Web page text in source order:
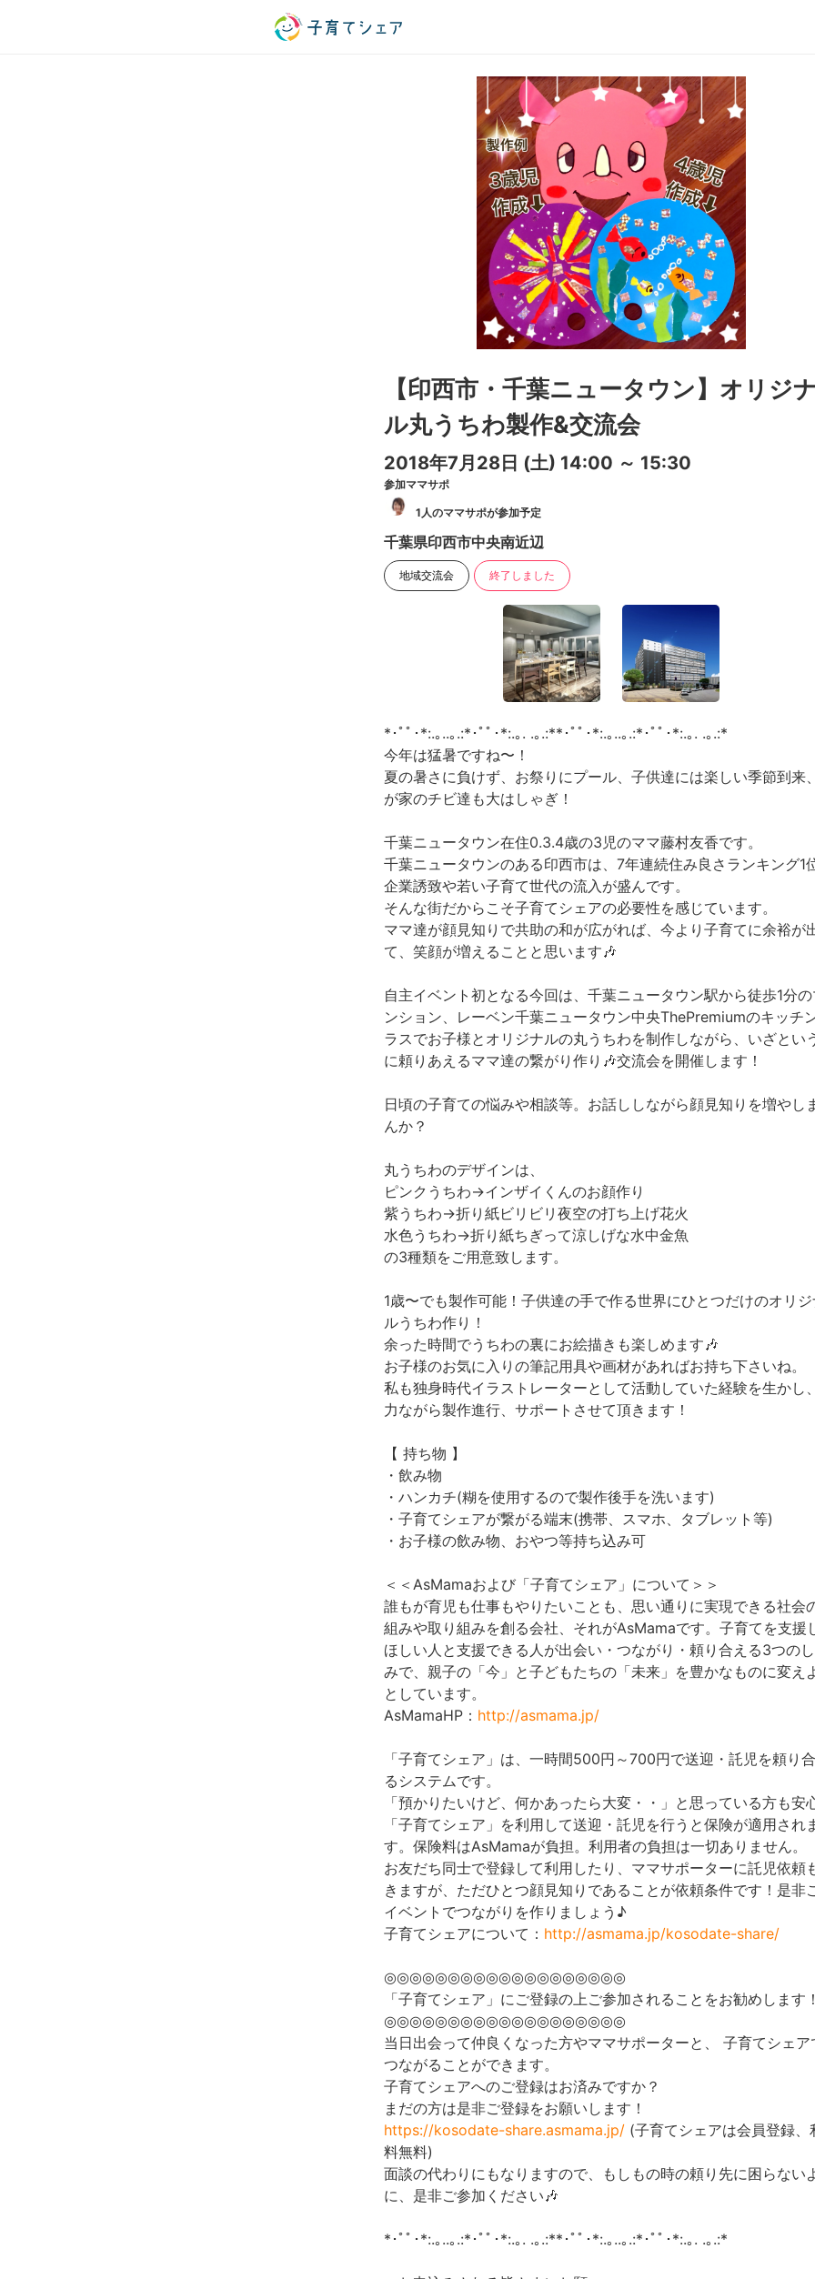
【印西市・千葉ニュータウン】オリジ
ル丸うちわ製作&交流会
2018年7月28日 (土) 14:00 ～ 15:30
参加ママサポ
1人のママサポが参加予定
千葉県印西市中央南近辺
地域交流会 終了しました
*･ﾟﾟ･*:.｡..｡.:*･ﾟﾟ･*:.｡. .｡.:**･ﾟﾟ･*:.｡..｡.:*･ﾟﾟ･*:.｡. .｡.:*
今年は猛暑ですね〜！
夏の暑さに負けず、お祭りにプール、子供達には楽しい季節到来
が家のチビ達も大はしゃぎ！
千葉ニュータウン在住0.3.4歳の3児のママ藤村友香です。
千葉ニュータウンのある印西市は、7年連続住み良さランキング1
企業誘致や若い子育て世代の流入が盛んです。
そんな街だからこそ子育てシェアの必要性を感じています。
ママ達が顔見知りで共助の和が広がれば、今より子育てに余裕が
て、笑顔が増えることと思います🎶
自主イベント初となる今回は、千葉ニュータウン駅から徒歩1分
ンション、レーベン千葉ニュータウン中央ThePremiumのキッチ
ラスでお子様とオリジナルの丸うちわを制作しながら、いざとい
に頼りあえるママ達の繋がり作り🎶交流会を開催します！
日頃の子育ての悩みや相談等。お話ししながら顔見知りを増やし
んか？
丸うちわのデザインは、
ピンクうちわ→インザイくんのお顔作り
紫うちわ→折り紙ビリビリ夜空の打ち上げ花火
水色うちわ→折り紙ちぎって涼しげな水中金魚
の3種類をご用意致します。
1歳〜でも製作可能！子供達の手で作る世界にひとつだけのオリ
ルうちわ作り！
余った時間でうちわの裏にお絵描きも楽しめます🎶
お子様のお気に入りの筆記用具や画材があればお持ち下さいね。
私も独身時代イラストレーターとして活動していた経験を生かし
力ながら製作進行、サポートさせて頂きます！
【 持ち物 】
・飲み物
・ハンカチ(糊を使用するので製作後手を洗います)
・子育てシェアが繋がる端末(携帯、スマホ、タブレット等)
・お子様の飲み物、おやつ等持ち込み可
＜＜AsMamaおよび「子育てシェア」について＞＞
誰もが育児も仕事もやりたいことも、思い通りに実現できる社会
組みや取り組みを創る会社、それがAsMamaです。子育てを支援
ほしい人と支援できる人が出会い・つながり・頼り合える3つの
みで、親子の「今」と子どもたちの「未来」を豊かなものに変え
としています。
AsMamaHP： http://asmama.jp/
「子育てシェア」は、一時間500円～700円で送迎・託児を頼り
るシステムです。
「預かりたいけど、何かあったら大変・・」と思っている方も安
「子育てシェア」を利用して送迎・託児を行うと保険が適用され
す。保険料はAsMamaが負担。利用者の負担は一切ありません。
お友だち同士で登録して利用したり、ママサポーターに託児依頼
きますが、ただひとつ顔見知りであることが依頼条件です！是非
イベントでつながりを作りましょう♪
子育てシェアについて： http://asmama.jp/kosodate-share/
◎◎◎◎◎◎◎◎◎◎◎◎◎◎◎◎◎◎◎
「子育てシェア」にご登録の上ご参加されることをお勧めします
◎◎◎◎◎◎◎◎◎◎◎◎◎◎◎◎◎◎◎
当日出会って仲良くなった方やママサポーターと、 子育てシェア
つながることができます。
子育てシェアへのご登録はお済みですか？
まだの方は是非ご登録をお願いします！
https://kosodate-share.asmama.jp/ (子育てシェアは会員登録、
料無料)
面談の代わりにもなりますので、もしもの時の頼り先に困らない
に、是非ご参加ください🎶
*･ﾟﾟ･*:.｡..｡.:*･ﾟﾟ･*:.｡. .｡.:**･ﾟﾟ･*:.｡..｡.:*･ﾟﾟ･*:.｡. .｡.:*